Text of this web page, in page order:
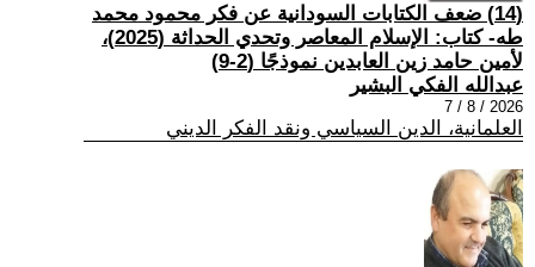
(14) ضعف الكتابات السودانية عن فكر محمود محمد
طه- كتاب: الإسلام المعاصر وتحدي الحداثة (2025)،
لأمين حامد زين العابدين نموذجًا (2-9)
عبدالله الفكي البشير
2026 / 8 / 7
العلمانية، الدين السياسي ونقد الفكر الديني